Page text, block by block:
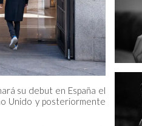
su debut en España el
Unido y posteriormente